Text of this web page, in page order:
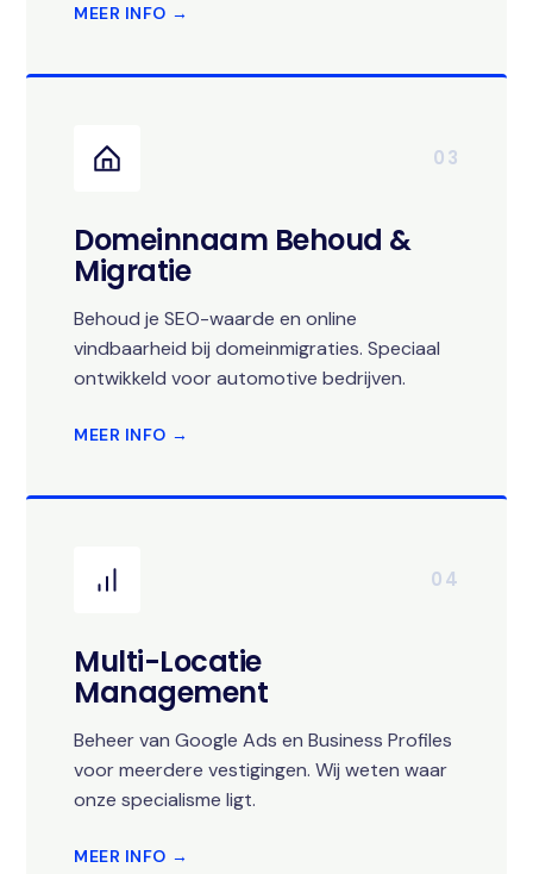
MEER INFO →
03
Domeinnaam Behoud &
Migratie
Behoud je SEO-waarde en online
vindbaarheid bij domeinmigraties. Speciaal
ontwikkeld voor automotive bedrijven.
MEER INFO →
04
Multi-Locatie
Management
Beheer van Google Ads en Business Profiles
voor meerdere vestigingen. Wij weten waar
onze specialisme ligt.
MEER INFO →